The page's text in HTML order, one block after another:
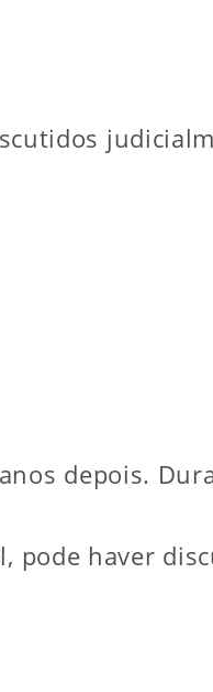
depois.
pode haver